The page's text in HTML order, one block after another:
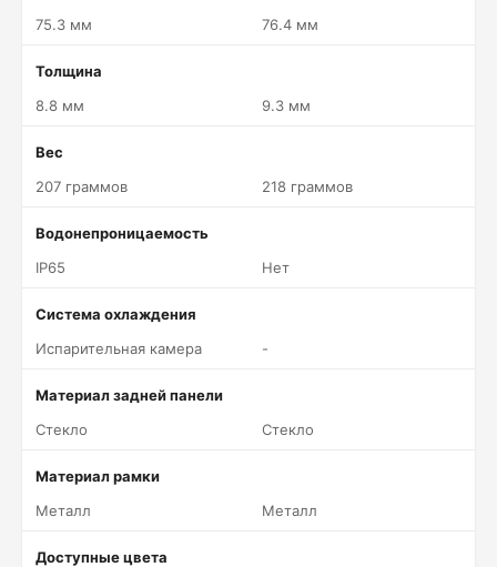
75.3 мм
76.4 мм
Толщина
8.8 мм
9.3 мм
Вес
207 граммов
218 граммов
Водонепроницаемость
IP65
Нет
Система охлаждения
Испарительная камера
-
Материал задней панели
Стекло
Стекло
Материал рамки
Металл
Металл
Доступные цвета